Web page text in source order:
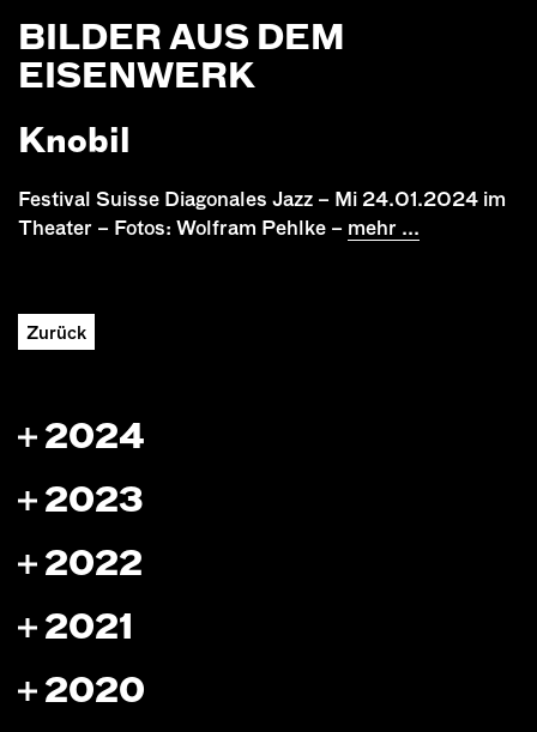
BILDER AUS DEM
EISENWERK
Knobil
Festival Suisse Diagonales Jazz – Mi 24.01.2024 im
Theater – Fotos: Wolfram Pehlke – mehr ...
Zurück
2024
2023
2022
2021
2020